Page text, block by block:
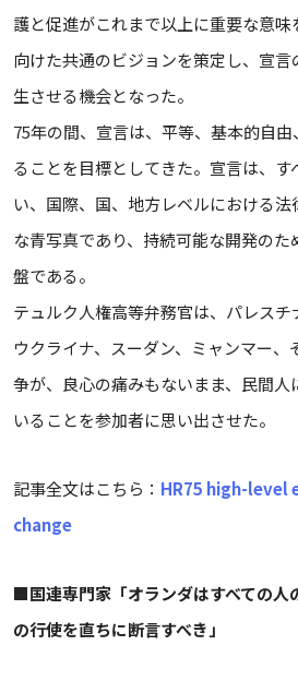
護と促進がこれまで以上に重要な意
向けた共通のビジョンを策定し、宣
生させる機会となった。
75年の間、宣言は、平等、基本的自
ることを目標としてきた。宣言は、す
い、国際、国、地方レベルにおける
な青写真であり、持続可能な開発の
盤である。
テュルク人権高等弁務官は、パレスチ
ウクライナ、スーダン、ミャンマー
争が、良心の痛みもないまま、民間人
いることを参加者に思い出させた。
記事全文はこちら： HR75 high-level
change
■国連専門家「オランダはすべての人
の行使を直ちに断言すべき」